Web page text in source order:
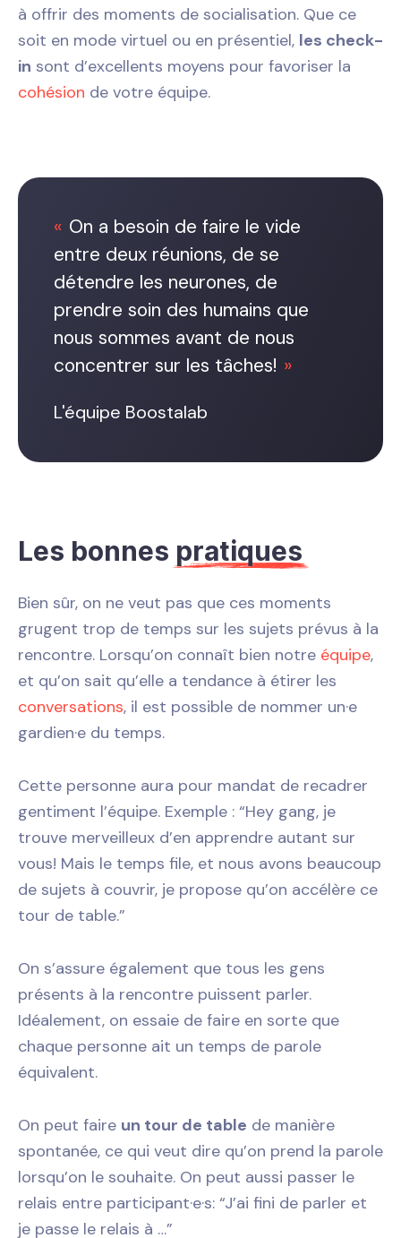
à offrir des moments de socialisation. Que ce
soit en mode virtuel ou en présentiel, les check-
in sont d’excellents moyens pour favoriser la
cohésion de votre équipe.
On a besoin de faire le vide
entre deux réunions, de se
détendre les neurones, de
prendre soin des humains que
nous sommes avant de nous
concentrer sur les tâches!
L'équipe Boostalab
Les bonnes pratiques
Bien sûr, on ne veut pas que ces moments
grugent trop de temps sur les sujets prévus à la
rencontre. Lorsqu’on connaît bien notre équipe,
et qu’on sait qu’elle a tendance à étirer les
conversations, il est possible de nommer un·e
gardien·e du temps.
Cette personne aura pour mandat de recadrer
gentiment l’équipe. Exemple : “Hey gang, je
trouve merveilleux d’en apprendre autant sur
vous! Mais le temps file, et nous avons beaucoup
de sujets à couvrir, je propose qu’on accélère ce
tour de table.”
On s’assure également que tous les gens
présents à la rencontre puissent parler.
Idéalement, on essaie de faire en sorte que
chaque personne ait un temps de parole
équivalent.
On peut faire un tour de table de manière
spontanée, ce qui veut dire qu’on prend la parole
lorsqu’on le souhaite. On peut aussi passer le
relais entre participant·e·s: “J’ai fini de parler et
je passe le relais à …”